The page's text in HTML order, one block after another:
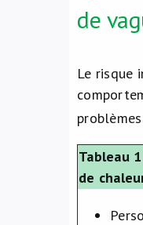
de
Le risque
Tableau
de